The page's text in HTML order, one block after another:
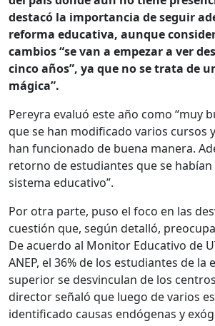
destacó la importancia de seguir
reforma educativa, aunque
cambios “se van a empezar a ver
cinco años”, ya que no se trata de
mágica”.
Pereyra evaluó este año como “muy
que se han modificado varios cursos
han funcionado de buena manera.
retorno de estudiantes que se habían
sistema educativo”.
Por otra parte, puso el foco en las
cuestión que, según detalló,
De acuerdo al Monitor Educativo de
ANEP, el 36% de los estudiantes de la
superior se desvinculan de los
director señaló que luego de varios
identificado causas endógenas y